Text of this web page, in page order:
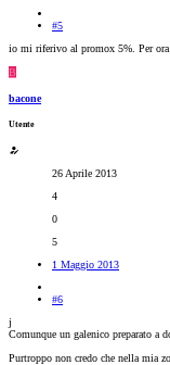
#5
io mi riferivo al promox 5%. Per
B
bacone
Utente
26 Aprile 2013
4
0
5
1 Maggio 2013
#6
j
Comunque un galenico preparato a
Purtroppo non credo che nella mia